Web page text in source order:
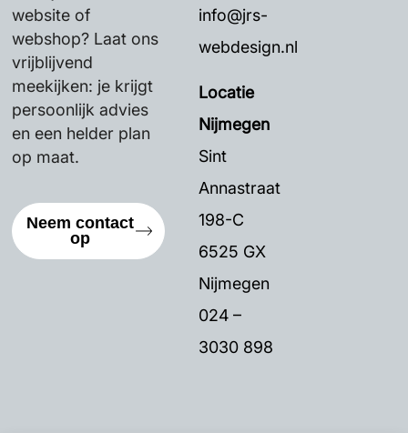
website of
webshop? Laat ons
vrijblijvend
meekijken: je krijgt
persoonlijk advies
en een helder plan
op maat.
Neem contact
op
info@jrs-
webdesign.nl
Locatie
Nijmegen
Sint
Annastraat
198-C
6525 GX
Nijmegen
024 –
3030 898